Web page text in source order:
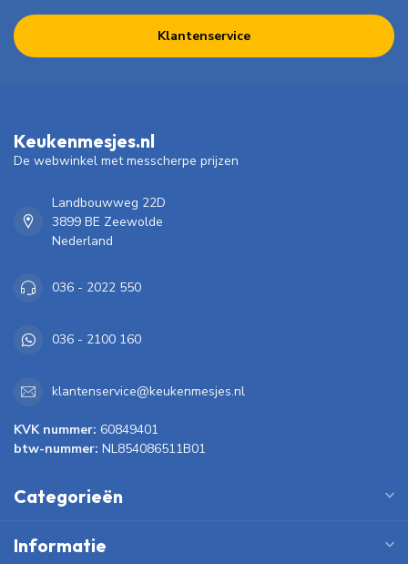
Klantenservice
Keukenmesjes.nl
De webwinkel met messcherpe prijzen
Landbouwweg 22D
3899 BE Zeewolde
Nederland
036 - 2022 550
036 - 2100 160
klantenservice@keukenmesjes.nl
KVK nummer: 60849401
btw-nummer: NL854086511B01
Categorieën
Informatie